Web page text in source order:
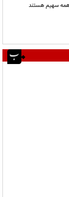
همه سهیم هستند